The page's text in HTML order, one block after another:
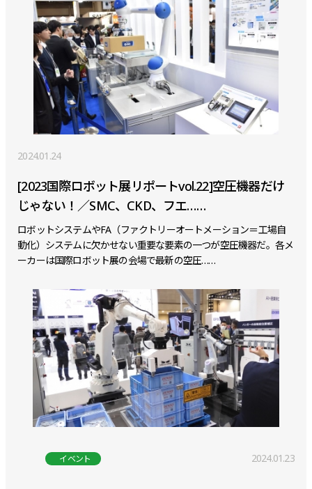
2024.01.24
[2023国際ロボット展リポートvol.22]空圧機器だけ
じゃない！／SMC、CKD、フエ……
ロボットシステムやFA（ファクトリーオートメーション＝工場自
動化）システムに欠かせない重要な要素の一つが空圧機器だ。各メ
ーカーは国際ロボット展の会場で最新の空圧……
イベント 2024.01.23